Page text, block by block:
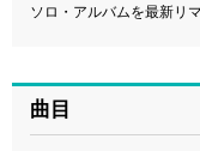
ソロ・アルバムを最新リ
曲目